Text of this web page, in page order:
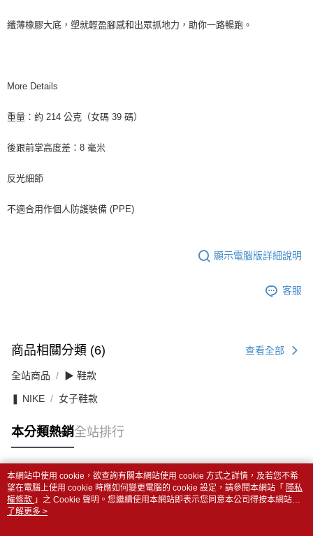
纖薄橡膠大底，塑就輕盈腳感和出眾抓地力，助你一路暢跑。
More Details
重量：約 214 公克（女碼 39 碼）
後跟前掌高度差：8 毫米
反光細節
不適合用作個人防護裝備 (PPE)
顯示電腦版詳細說明
客服
商品相關分類 (6) 查看全部
全站商品 ▶ 鞋款
❚ NIKE 女子鞋款
本分類熱銷全站排行
熱門標籤
本網站中使用 cookie，欲查詢有關本網站使用 cookie 方式之詳情，及若您不希
望在電腦上使用 cookie 時應如何變更電腦的 cookie 設定，請參閱本網站「 隱私
權條款 」之 Cookie 聲明。您繼續使用本網站即表示您同意本公司得按本網站使
用條款之 Cookie 聲明使用 cookie。
了解更多 >